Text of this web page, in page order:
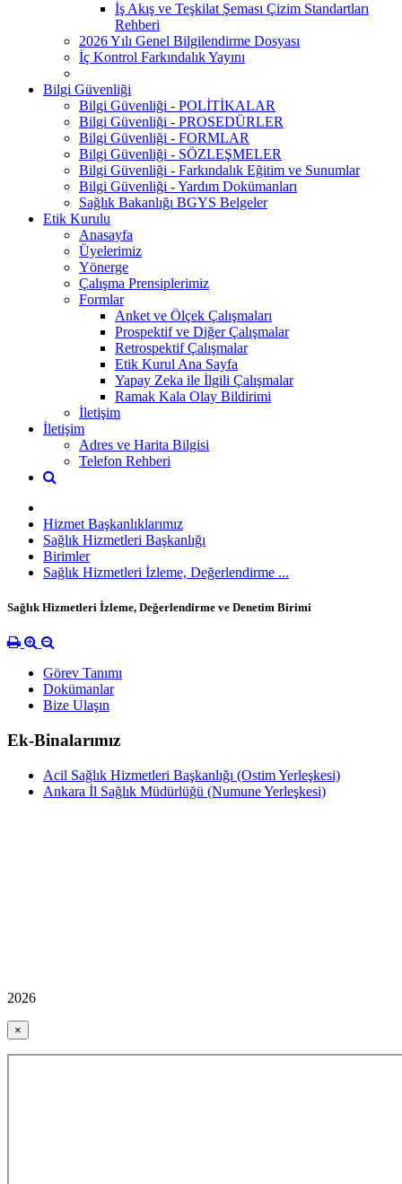
İş Akış ve Teşkilat Şeması Çizim Standartları
Rehberi
2026 Yılı Genel Bilgilendirme Dosyası
İç Kontrol Farkındalık Yayını
Bilgi Güvenliği
Bilgi Güvenliği - POLİTİKALAR
Bilgi Güvenliği - PROSEDÜRLER
Bilgi Güvenliği - FORMLAR
Bilgi Güvenliği - SÖZLEŞMELER
Bilgi Güvenliği - Farkındalık Eğitim ve Sunumlar
Bilgi Güvenliği - Yardım Dokümanları
Sağlık Bakanlığı BGYS Belgeler
Etik Kurulu
Anasayfa
Üyelerimiz
Yönerge
Çalışma Prensiplerimiz
Formlar
Anket ve Ölçek Çalışmaları
Prospektif ve Diğer Çalışmalar
Retrospektif Çalışmalar
Etik Kurul Ana Sayfa
Yapay Zeka ile İlgili Çalışmalar
Ramak Kala Olay Bildirimi
İletişim
İletişim
Adres ve Harita Bilgisi
Telefon Rehberi
Hizmet Başkanlıklarımız
Sağlık Hizmetleri Başkanlığı
Birimler
Sağlık Hizmetleri İzleme, Değerlendirme ...
Sağlık Hizmetleri İzleme, Değerlendirme ve Denetim Birimi
Görev Tanımı
Dokümanlar
Bize Ulaşın
Ek-Binalarımız
Acil Sağlık Hizmetleri Başkanlığı (Ostim Yerleşkesi)
Ankara İl Sağlık Müdürlüğü (Numune Yerleşkesi)
2026
×